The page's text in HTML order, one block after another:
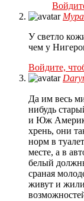
У светло
чем у
Войдите,
Да им весь
нибудь
и Юж
хрень, они
норм в
месте, а в
белый
сраная
живут и жили